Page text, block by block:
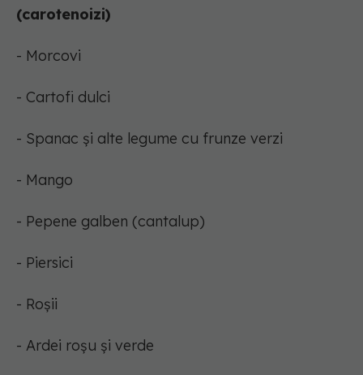
(carotenoizi)
- Morcovi
- Cartofi dulci
- Spanac și alte legume cu frunze verzi
- Mango
- Pepene galben (cantalup)
- Piersici
- Roșii
- Ardei roșu și verde